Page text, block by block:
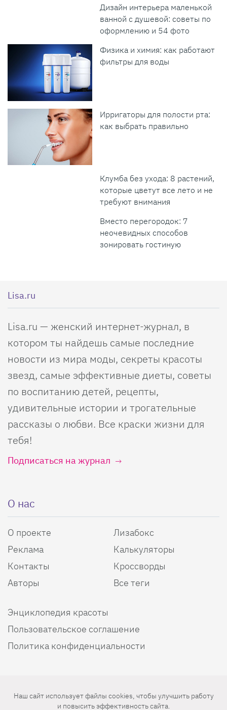
Дизайн интерьера маленькой
ванной с душевой: советы по
оформлению и 54 фото
Физика и химия: как работают
фильтры для воды
Ирригаторы для полости рта:
как выбрать правильно
Клумба без ухода: 8 растений,
которые цветут все лето и не
требуют внимания
Вместо перегородок: 7
неочевидных способов
зонировать гостиную
Lisa.ru
Lisa.ru — женский интернет-журнал, в
котором ты найдешь самые последние
новости из мира моды, секреты красоты
звезд, самые эффективные диеты, советы
по воспитанию детей, рецепты,
удивительные истории и трогательные
рассказы о любви. Все краски жизни для
тебя!
Подписаться на журнал
О нас
О проекте
Реклама
Контакты
Авторы
Лизабокс
Калькуляторы
Кроссворды
Все теги
Энциклопедия красоты
Пользовательское соглашение
Политика конфиденциальности
Наш сайт использует файлы cookies, чтобы улучшить работу
и повысить эффективность сайта.